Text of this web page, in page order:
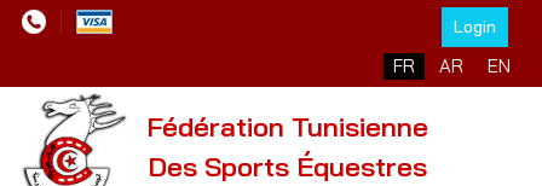
Login
Sélectionnez votre
FR AR EN
Fédération Tunisienne
Des Sports Équestres